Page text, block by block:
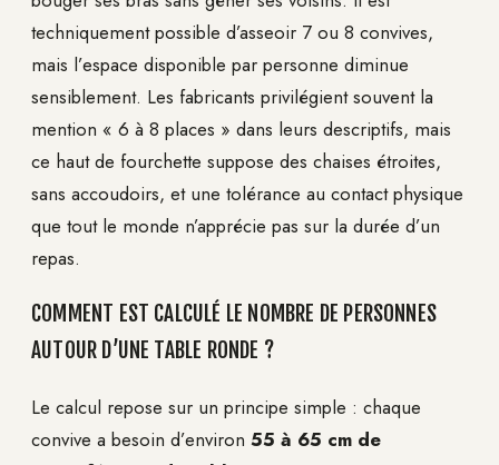
techniquement possible d’asseoir 7 ou 8 convives,
mais l’espace disponible par personne diminue
sensiblement. Les fabricants privilégient souvent la
mention « 6 à 8 places » dans leurs descriptifs, mais
ce haut de fourchette suppose des chaises étroites,
sans accoudoirs, et une tolérance au contact physique
que tout le monde n’apprécie pas sur la durée d’un
repas.
COMMENT EST CALCULÉ LE NOMBRE DE PERSONNES
AUTOUR D’UNE TABLE RONDE ?
Le calcul repose sur un principe simple : chaque
convive a besoin d’environ 55 à 65 cm de